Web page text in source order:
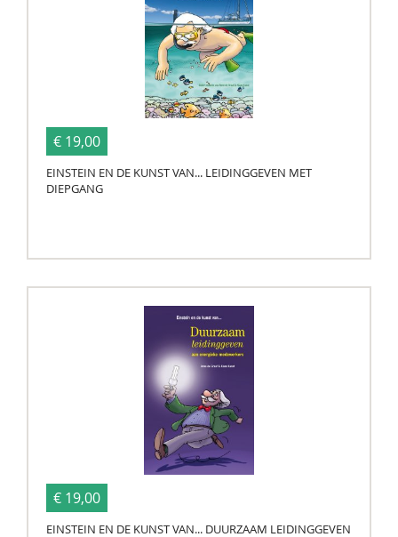
€ 19,00
EINSTEIN EN DE KUNST VAN... LEIDINGGEVEN MET
DIEPGANG
€ 19,00
EINSTEIN EN DE KUNST VAN... DUURZAAM LEIDINGGEVEN